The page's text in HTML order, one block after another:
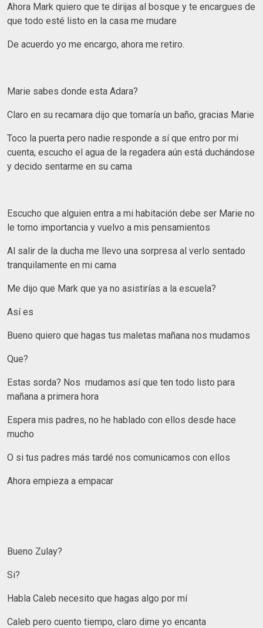
Ahora Mark quiero que te dirijas al bosque y te encargues de
que todo esté listo en la casa me mudare
De acuerdo yo me encargo, ahora me retiro.
Marie sabes donde esta Adara?
Claro en su recamara dijo que tomaría un baño, gracias Marie
Toco la puerta pero nadie responde a sí que entro por mi
cuenta, escucho el agua de la regadera aún está duchándose
y decido sentarme en su cama
Escucho que alguien entra a mi habitación debe ser Marie no
le tomo importancia y vuelvo a mis pensamientos
Al salir de la ducha me llevo una sorpresa al verlo sentado
tranquilamente en mi cama
Me dijo que Mark que ya no asistirías a la escuela?
Así es
Bueno quiero que hagas tus maletas mañana nos mudamos
Que?
Estas sorda? Nos mudamos así que ten todo listo para
mañana a primera hora
Espera mis padres, no he hablado con ellos desde hace
mucho
O si tus padres más tardé nos comunicamos con ellos
Ahora empieza a empacar
Bueno Zulay?
Si?
Habla Caleb necesito que hagas algo por mí
Caleb pero cuento tiempo, claro dime yo encanta